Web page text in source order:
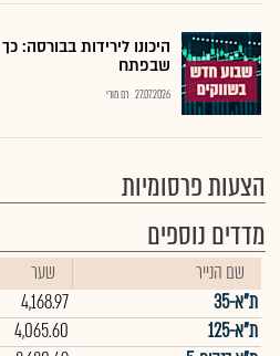
היכונו לירידות בבורסה:
שבפתח
27.07.2026 רם מורי
הצעות פרסומיות
מדדים נוספים
שם הנייר שער
ת"א-35
4,168.97
ת"א-125
4,065.60